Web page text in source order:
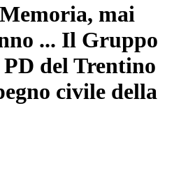
mai
... Il Gruppo
del Trentino
civile della